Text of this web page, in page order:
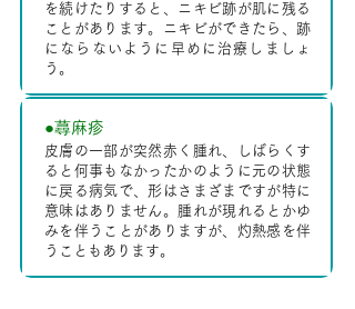
を続けたりすると、ニキビ跡が肌に残る
ことがあります。ニキビができたら、跡
にならないように早めに治療しましょ
う。
●蕁麻疹
皮膚の一部が突然赤く腫れ、しばらくす
ると何事もなかったかのように元の状態
に戻る病気で、形はさまざまですが特に
意味はありません。腫れが現れるとかゆ
みを伴うことがありますが、灼熱感を伴
うこともあります。